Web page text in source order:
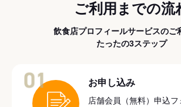
ご利用までの流
飲食店プロフィールサービスのご
たったの3ステップ
お申し込み
店舗会員（無料）申込